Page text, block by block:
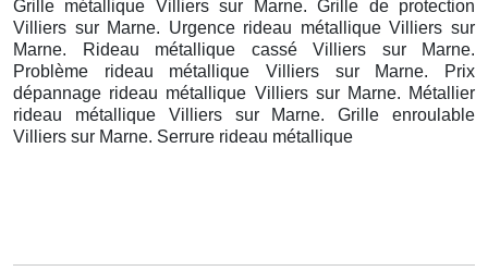
Grille métallique Villiers sur Marne. Grille de protection
Villiers sur Marne. Urgence rideau métallique Villiers sur
Marne. Rideau métallique cassé Villiers sur Marne.
Problème rideau métallique Villiers sur Marne. Prix
dépannage rideau métallique Villiers sur Marne. Métallier
rideau métallique Villiers sur Marne. Grille enroulable
Villiers sur Marne. Serrure rideau métallique